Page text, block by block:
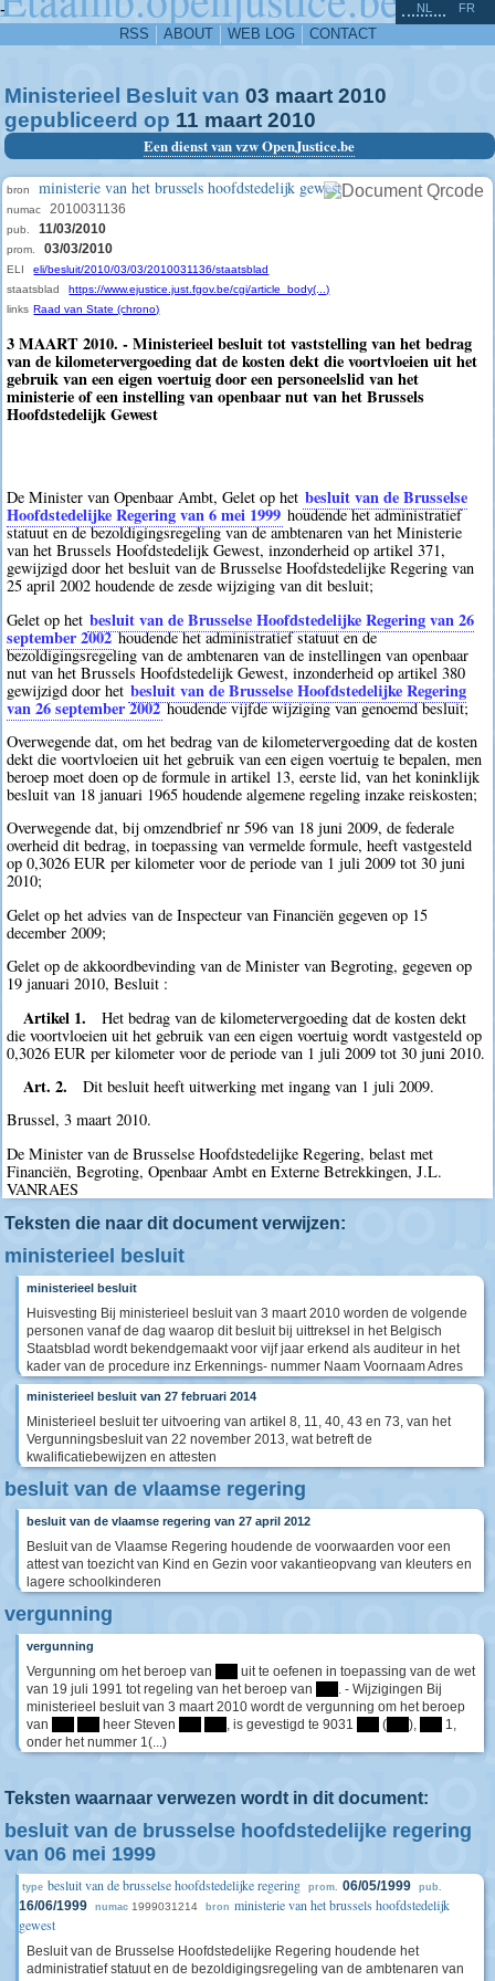
-
RSS ABOUT WEB LOG CONTACT
NL FR
Ministerieel Besluit van 03 maart 2010
gepubliceerd op 11 maart 2010
Een dienst van vzw OpenJustice.be
bron ministerie van het brussels hoofdstedelijk gewest
numac 2010031136
pub. 11/03/2010
prom. 03/03/2010
ELI
eli/besluit/2010/03/03/2010031136/staatsblad
staatsblad
https://www.ejustice.just.fgov.be/cgi/article_body(...)
links Raad van State (chrono)
3 MAART 2010. - Ministerieel besluit tot vaststelling van het bedrag
van de kilometervergoeding dat de kosten dekt die voortvloeien uit het
gebruik van een eigen voertuig door een personeelslid van het
ministerie of een instelling van openbaar nut van het Brussels
Hoofdstedelijk Gewest
De Minister van Openbaar Ambt, Gelet op het besluit van de Brusselse
Hoofdstedelijke Regering van 6 mei 1999 houdende het administratief
statuut en de bezoldigingsregeling van de ambtenaren van het Ministerie
van het Brussels Hoofdstedelijk Gewest, inzonderheid op artikel 371,
gewijzigd door het besluit van de Brusselse Hoofdstedelijke Regering van
25 april 2002 houdende de zesde wijziging van dit besluit;
Gelet op het besluit van de Brusselse Hoofdstedelijke Regering van 26
september 2002houdende het administratief statuut en de
bezoldigingsregeling van de ambtenaren van de instellingen van openbaar
nut van het Brussels Hoofdstedelijk Gewest, inzonderheid op artikel 380
gewijzigd door het besluit van de Brusselse Hoofdstedelijke Regering
van 26 september 2002houdende vijfde wijziging van genoemd besluit;
Overwegende dat, om het bedrag van de kilometervergoeding dat de kosten
dekt die voortvloeien uit het gebruik van een eigen voertuig te bepalen, men
beroep moet doen op de formule in artikel 13, eerste lid, van het koninklijk
besluit van 18 januari 1965 houdende algemene regeling inzake reiskosten;
Overwegende dat, bij omzendbrief nr 596 van 18 juni 2009, de federale
overheid dit bedrag, in toepassing van vermelde formule, heeft vastgesteld
op 0,3026 EUR per kilometer voor de periode van 1 juli 2009 tot 30 juni
2010;
Gelet op het advies van de Inspecteur van Financiën gegeven op 15
december 2009;
Gelet op de akkoordbevinding van de Minister van Begroting, gegeven op
19 januari 2010, Besluit :
Artikel 1.
Het bedrag van de kilometervergoeding dat de kosten dekt
die voortvloeien uit het gebruik van een eigen voertuig wordt vastgesteld op
0,3026 EUR per kilometer voor de periode van 1 juli 2009 tot 30 juni 2010.
Art. 2.
Dit besluit heeft uitwerking met ingang van 1 juli 2009.
Brussel, 3 maart 2010.
De Minister van de Brusselse Hoofdstedelijke Regering, belast met
Financiën, Begroting, Openbaar Ambt en Externe Betrekkingen, J.L.
VANRAES
Teksten die naar dit document verwijzen:
ministerieel besluit
ministerieel besluit
Huisvesting Bij ministerieel besluit van 3 maart 2010 worden de volgende
personen vanaf de dag waarop dit besluit bij uittreksel in het Belgisch
Staatsblad wordt bekendgemaakt voor vijf jaar erkend als auditeur in het
kader van de procedure inz Erkennings- nummer Naam Voornaam Adres
ministerieel besluit van 27 februari 2014
Ministerieel besluit ter uitvoering van artikel 8, 11, 40, 43 en 73, van het
Vergunningsbesluit van 22 november 2013, wat betreft de
kwalificatiebewijzen en attesten
besluit van de vlaamse regering
besluit van de vlaamse regering van 27 april 2012
Besluit van de Vlaamse Regering houdende de voorwaarden voor een
attest van toezicht van Kind en Gezin voor vakantieopvang van kleuters en
lagere schoolkinderen
vergunning
vergunning
Vergunning om het beroep van
uit te oefenen in toepassing van de wet
van 19 juli 1991 tot regeling van het beroep van
. - Wijzigingen Bij
ministerieel besluit van 3 maart 2010 wordt de vergunning om het beroep
van
heer Steven , is gevestigd te 9031 ( ),
1,
onder het nummer 1(...)
Teksten waarnaar verwezen wordt in dit document:
besluit van de brusselse hoofdstedelijke regering
van 06 mei 1999
type besluit van de brusselse hoofdstedelijke regering prom. 06/05/1999 pub.
16/06/1999 numac 1999031214 bron ministerie van het brussels hoofdstedelijk
gewest
Besluit van de Brusselse Hoofdstedelijke Regering houdende het
administratief statuut en de bezoldigingsregeling van de ambtenaren van
^